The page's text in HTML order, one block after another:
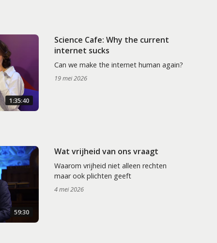
1:35:40
Science Cafe: Why the current
internet sucks
Can we make the internet human again?
19 mei 2026
59:30
Wat vrijheid van ons vraagt
Waarom vrijheid niet alleen rechten
maar ook plichten geeft
4 mei 2026